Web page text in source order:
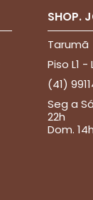
SHOP.
Tarumã
Piso L1 -
(41)
Seg a
22h
Dom.